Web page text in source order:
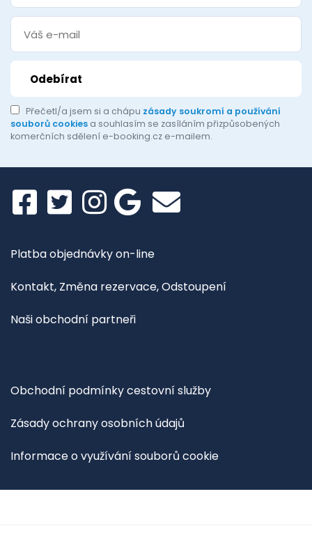
Přečetl/a jsem si a chápu zásady soukromí a používání
souborů cookies a souhlasím se zasíláním přizpůsobených
komerčních sdělení e-booking.cz e-mailem.
Platba objednávky on-line
Kontakt, Změna rezervace, Odstoupení
Naši obchodní partneři
Obchodní podmínky cestovní služby
Zásady ochrany osobních údajů
Informace o využívání souborů cookie